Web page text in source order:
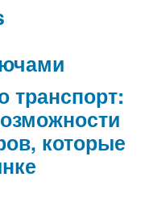
транспорт:
которые